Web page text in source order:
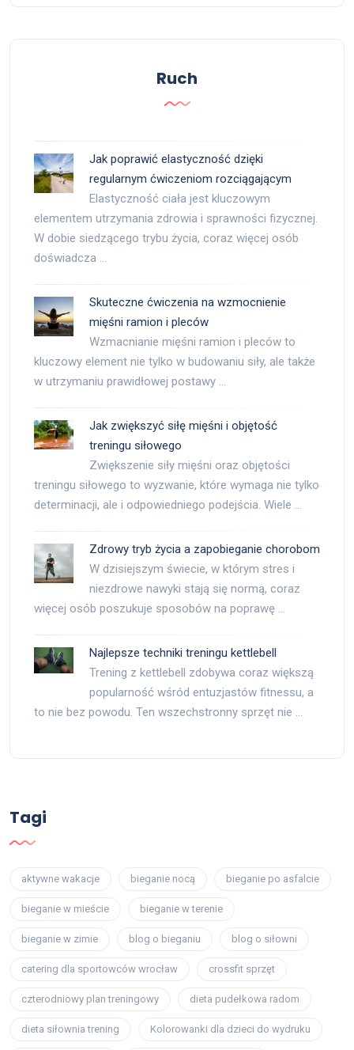
Ruch
Jak poprawić elastyczność dzięki
regularnym ćwiczeniom rozciągającym
Elastyczność ciała jest kluczowym
elementem utrzymania zdrowia i sprawności fizycznej.
W dobie siedzącego trybu życia, coraz więcej osób
doświadcza …
Skuteczne ćwiczenia na wzmocnienie
mięśni ramion i pleców
Wzmacnianie mięśni ramion i pleców to
kluczowy element nie tylko w budowaniu siły, ale także
w utrzymaniu prawidłowej postawy …
Jak zwiększyć siłę mięśni i objętość
treningu siłowego
Zwiększenie siły mięśni oraz objętości
treningu siłowego to wyzwanie, które wymaga nie tylko
determinacji, ale i odpowiedniego podejścia. Wiele …
Zdrowy tryb życia a zapobieganie chorobom
W dzisiejszym świecie, w którym stres i
niezdrowe nawyki stają się normą, coraz
więcej osób poszukuje sposobów na poprawę …
Najlepsze techniki treningu kettlebell
Trening z kettlebell zdobywa coraz większą
popularność wśród entuzjastów fitnessu, a
to nie bez powodu. Ten wszechstronny sprzęt nie …
Tagi
aktywne wakacje bieganie nocą bieganie po asfalcie
bieganie w mieście bieganie w terenie
bieganie w zimie blog o bieganiu blog o siłowni
catering dla sportowców wrocław crossfit sprzęt
czterodniowy plan treningowy dieta pudełkowa radom
dieta siłownia trening Kolorowanki dla dzieci do wydruku